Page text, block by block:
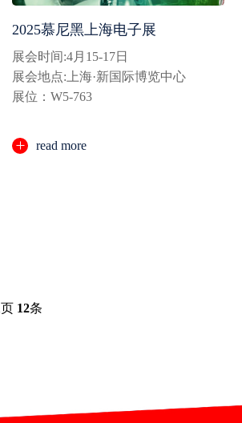
2025慕尼黑上海电子展
展会时间:4月15-17日
展会地点:上海·新国际博览中心
展位：W5-763
read more
页 12条